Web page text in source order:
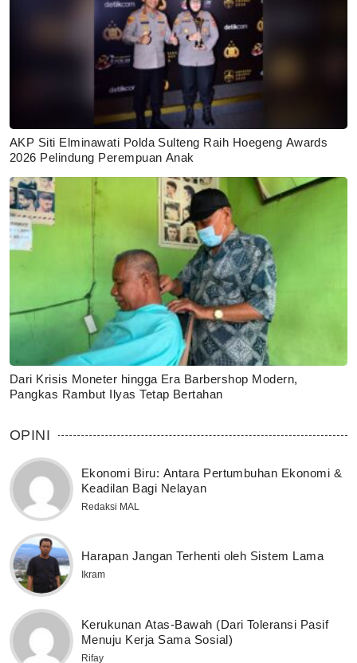
AKP Siti Elminawati Polda Sulteng Raih Hoegeng Awards
2026 Pelindung Perempuan Anak
Dari Krisis Moneter hingga Era Barbershop Modern,
Pangkas Rambut Ilyas Tetap Bertahan
OPINI
Ekonomi Biru: Antara Pertumbuhan Ekonomi &
Keadilan Bagi Nelayan
Redaksi MAL
Harapan Jangan Terhenti oleh Sistem Lama
Ikram
Kerukunan Atas-Bawah (Dari Toleransi Pasif
Menuju Kerja Sama Sosial)
Rifay